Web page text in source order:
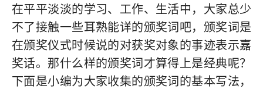
在平平淡淡的学习、工作、生活中，大家总少
不了接触一些耳熟能详的颁奖词吧，颁奖词是
在颁奖仪式时候说的对获奖对象的事迹表示嘉
奖话。那什么样的颁奖词才算得上是经典呢？
下面是小编为大家收集的颁奖词的基本写法，